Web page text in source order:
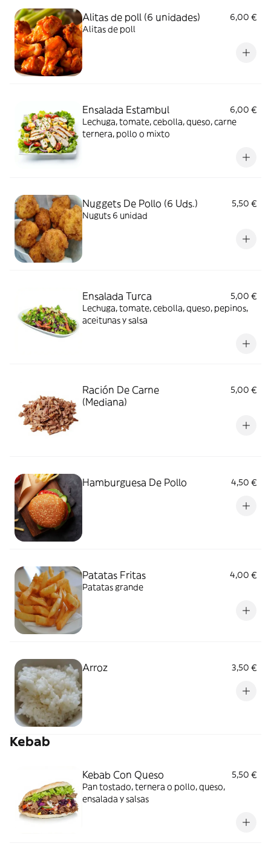
Alitas de poll (6 unidades)
6,00 €
Alitas de poll
Ensalada Estambul
6,00 €
Lechuga, tomate, cebolla, queso, carne
ternera, pollo o mixto
Nuggets De Pollo (6 Uds.)
5,50 €
Nuguts 6 unidad
Ensalada Turca
5,00 €
Lechuga, tomate, cebolla, queso, pepinos,
aceitunas y salsa
Ración De Carne
(Mediana)
5,00 €
Hamburguesa De Pollo 4,50 €
Patatas Fritas
4,00 €
Patatas grande
Arroz 3,50 €
Kebab
Kebab Con Queso
5,50 €
Pan tostado, ternera o pollo, queso,
ensalada y salsas